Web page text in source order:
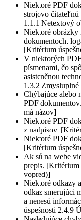
Niektoré PDF
strojovo čitateľnú
1.1.1 Netextový
Niektoré obrázky
dokumentoch,
[Kritérium
V niektorých
písmenami, čo
asistenčnou
1.3.2 Zmysluplné
Chýbajúce alebo
PDF
má názov]
Niektoré PDF
z nadpisov.
Niektoré PDF
[Kritérium
Ak sú na webe
prepis. [Kritérium
vopred)]
Niektoré odkazy
odkaz smerujúci
a nenesú
úspešnosti 2.4.9